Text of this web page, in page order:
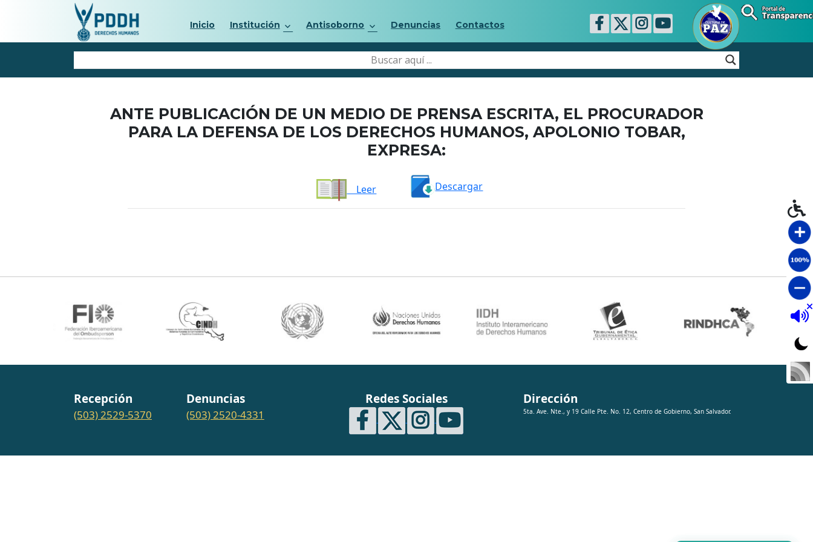
Inicio Institución Antisoborno Denuncias Contactos
ANTE PUBLICACIÓN DE UN MEDIO DE PRENSA ESCRITA, EL PROCURADOR
PARA LA DEFENSA DE LOS DERECHOS HUMANOS, APOLONIO TOBAR,
EXPRESA:
Leer Descargar
Recepción
(503) 2529-5370
Denuncias
(503) 2520-4331
Redes Sociales Dirección
5ta. Ave. Nte., y 19 Calle Pte. No. 12, Centro de Gobierno, San Salvador.